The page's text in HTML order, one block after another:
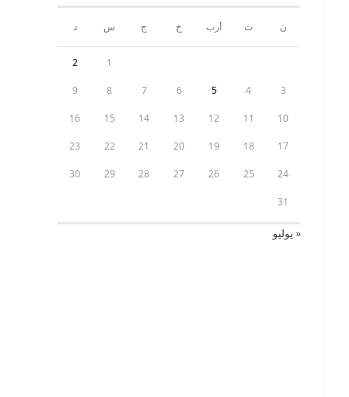
ن ث أرب خ ج س د
1
2
3
4
5
6
7
8
9
10
11
12
13
14
15
16
17
18
19
20
21
22
23
24
25
26
27
28
29
30
31
« يوليو